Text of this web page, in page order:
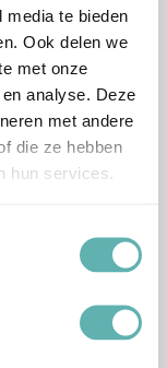
te bieden
Ook delen we
met onze
analyse. Deze
met andere
die ze hebben
hun services.
Bestel
(500g) (Brand
New Cake)
Inclusief BTW
Verder Lezen